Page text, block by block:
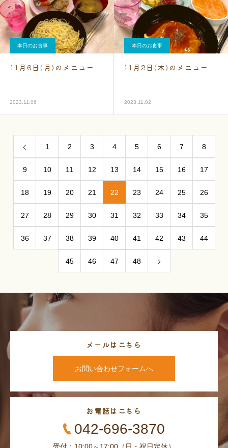
本日のお食事
11月6日(月)のメニュー
2023.11.06
本日のお食事
11月2日(木)のメニュー
2023.11.02
1 2 3 4 5 6 7 8
9 10 11 12 13 14 15 16 17
18 19 20 21 22 23 24 25 26
27 28 29 30 31 32 33 34 35
36 37 38 39 40 41 42 43 44
45 46 47 48
メールはこちら
お問い合わせフォームへ
お電話はこちら
042-696-3870